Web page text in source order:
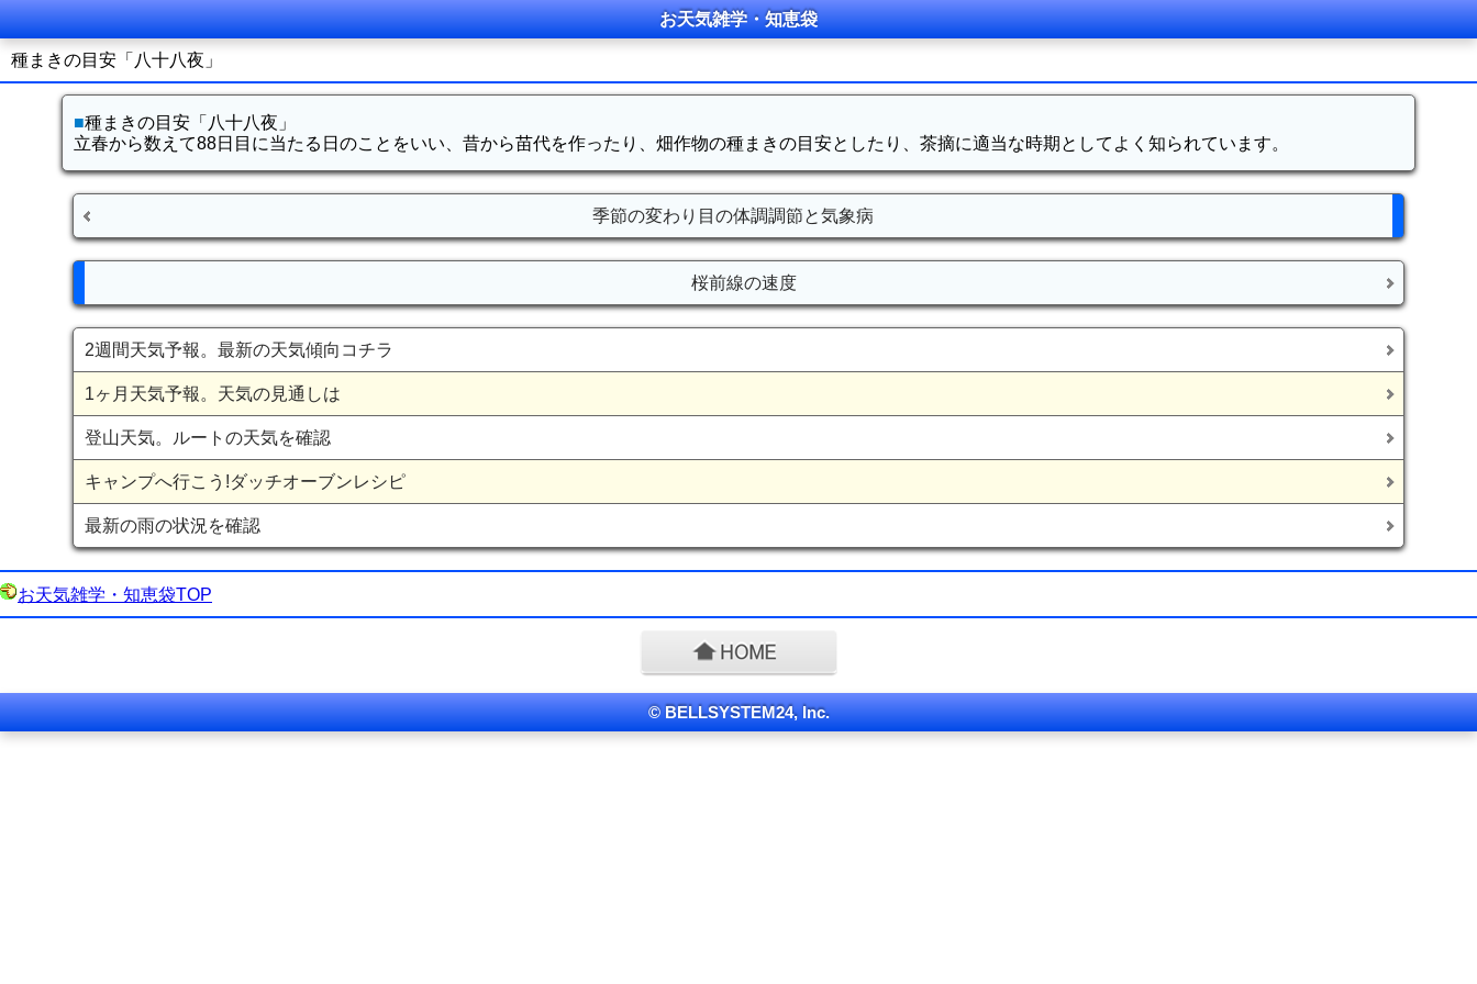
お天気雑学・知恵袋
種まきの目安「八十八夜」
■種まきの目安「八十八夜」
立春から数えて88日目に当たる日のことをいい、昔から苗代を作ったり、畑作物の種まきの目安としたり、茶摘に適当な時期としてよく知られています。
季節の変わり目の体調調節と気象病
桜前線の速度
2週間天気予報。最新の天気傾向コチラ
1ヶ月天気予報。天気の見通しは
登山天気。ルートの天気を確認
キャンプへ行こう!ダッチオーブンレシピ
最新の雨の状況を確認
お天気雑学・知恵袋TOP
© BELLSYSTEM24, Inc.